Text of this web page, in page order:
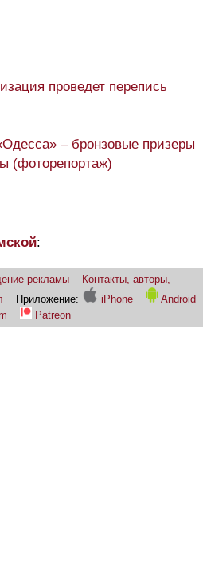
проведет перепись
– бронзовые призеры
(фоторепортаж)
:
рекламы
Контакты, авторы,
Приложение: iPhone
Android
Patreon